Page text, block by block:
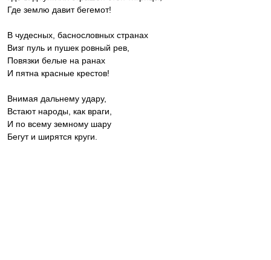
Где землю давит бегемот!
В чудесных, баснословных странах
Визг пуль и пушек ровный рев,
Повязки белые на ранах
И пятна красные крестов!
Внимая дальнему удару,
Встают народы, как враги,
И по всему земному шару
Бегут и ширятся круги.